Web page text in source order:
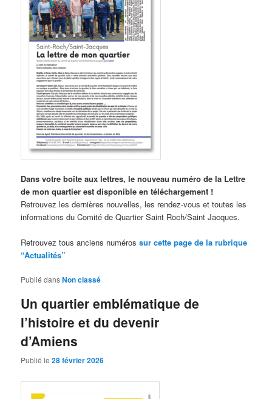
Dans votre boîte aux lettres, le nouveau numéro de la Lettre
de mon quartier est disponible en téléchargement !
Retrouvez les dernières nouvelles, les rendez-vous et toutes les
informations du Comité de Quartier Saint Roch/Saint Jacques.
Retrouvez tous anciens numérossur cette page de la rubrique
“Actualités”
Publié dansNon classé
Un quartier emblématique de
l’histoire et du devenir
d’Amiens
Publié le28 février 2026